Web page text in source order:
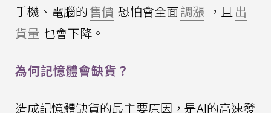
手機、電腦的售價 恐怕會全面調漲 ，且 出
貨量 也會下降。
為何記憶體會缺貨？
造成記憶體缺貨的最主要原因，是AI的高速發